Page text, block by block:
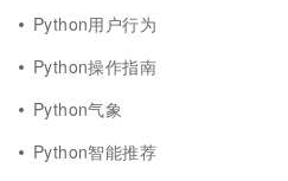
Python用户行为
Python操作指南
Python气象
Python智能推荐